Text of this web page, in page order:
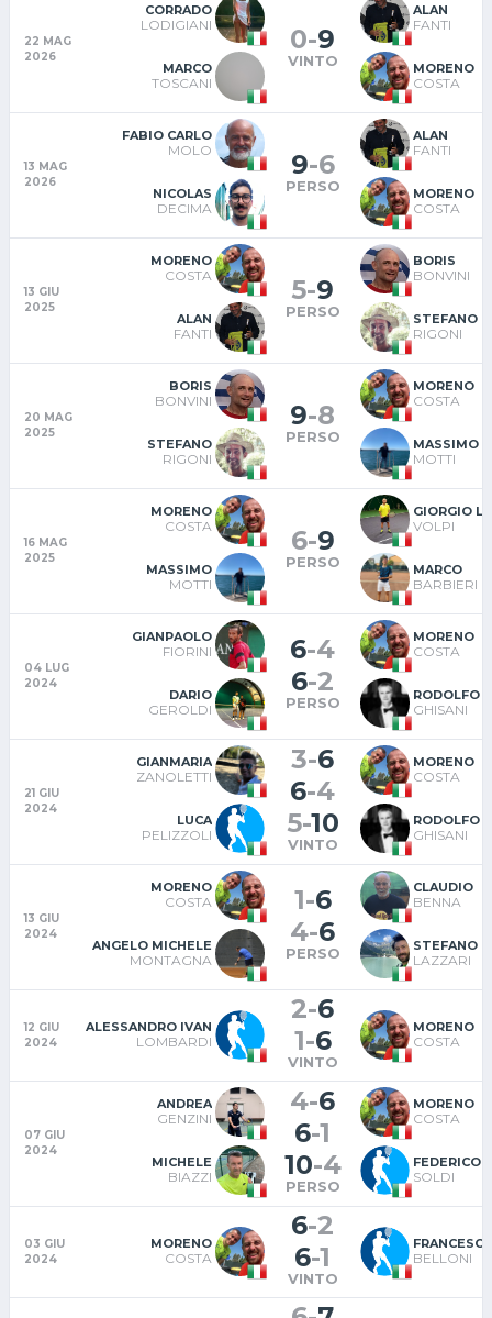
22 MAG
2026
CORRADO
LODIGIANI
MARCO
TOSCANI
0-9
VINTO
ALAN
FANTI
MORENO
COSTA
13 MAG
2026
FABIO CARLO
MOLO
NICOLAS
DECIMA
9-6
PERSO
ALAN
FANTI
MORENO
COSTA
13 GIU
2025
MORENO
COSTA
ALAN
FANTI
5-9
PERSO
BORIS
BONVINI
STEFANO
RIGONI
20 MAG
2025
BORIS
BONVINI
STEFANO
RIGONI
9-8
PERSO
MORENO
COSTA
MASSIMO
MOTTI
16 MAG
2025
MORENO
COSTA
MASSIMO
MOTTI
6-9
PERSO
GIORGIO
VOLPI
MARCO
BARBIERI
04 LUG
2024
GIANPAOLO
FIORINI
DARIO
GEROLDI
6-4
6-2
PERSO
MORENO
COSTA
RODOLFO
GHISANI
21 GIU
2024
GIANMARIA
ZANOLETTI
LUCA
PELIZZOLI
3-6
6-4
5-10
VINTO
MORENO
COSTA
RODOLFO
GHISANI
13 GIU
2024
MORENO
COSTA
ANGELO MICHELE
MONTAGNA
1-6
4-6
PERSO
CLAUDIO
BENNA
STEFANO
LAZZARI
12 GIU
2024
ALESSANDRO IVAN
LOMBARDI
2-6
1-6
VINTO
MORENO
COSTA
07 GIU
2024
ANDREA
GENZINI
MICHELE
BIAZZI
4-6
6-1
10-4
PERSO
MORENO
COSTA
FEDERICO
SOLDI
03 GIU
2024
MORENO
COSTA
6-2
6-1
VINTO
BELLONI